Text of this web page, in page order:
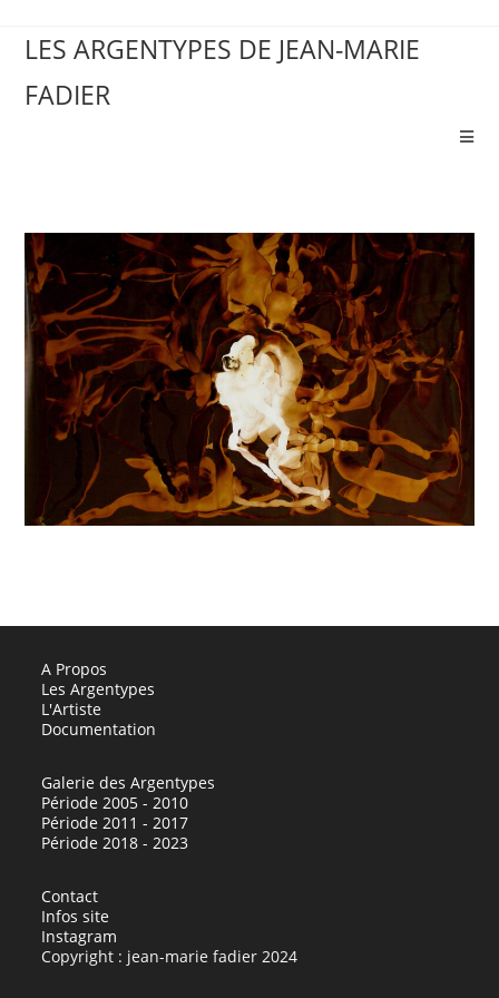
LES ARGENTYPES DE JEAN-MARIE
FADIER
A Propos
Les Argentypes
L'Artiste
Documentation
Galerie des Argentypes
Période 2005 - 2010
Période 2011 - 2017
Période 2018 - 2023
Contact
Infos site
Instagram
Copyright : jean-marie fadier 2024